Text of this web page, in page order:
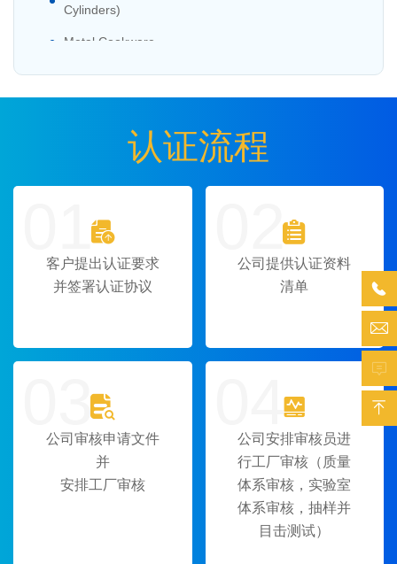
Cylinders)
Metal Cookware
Equipment under the Health Surveillance
认证流程
01
客户提出认证要求
并签署认证协议
02
公司提供认证资料
清单
03
公司审核申请文件
并
安排工厂审核
04
公司安排审核员进
行工厂审核（质量
体系审核，实验室
体系审核，抽样并
目击测试）



